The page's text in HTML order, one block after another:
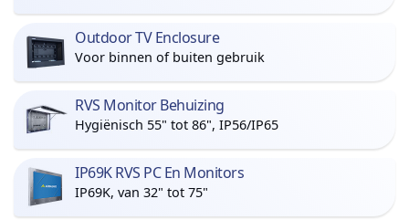
Outdoor TV Enclosure
Voor binnen of buiten gebruik
RVS Monitor Behuizing
Hygiënisch 55" tot 86", IP56/IP65
IP69K RVS PC En Monitors
IP69K, van 32" tot 75"